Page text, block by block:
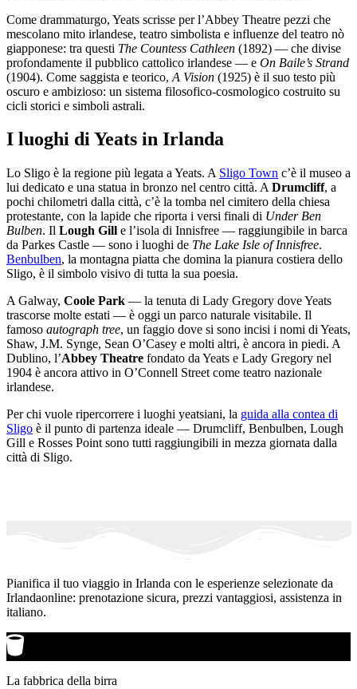
Come drammaturgo, Yeats scrisse per l’Abbey Theatre pezzi che
mescolano mito irlandese, teatro simbolista e influenze del teatro nò
giapponese: tra questi The Countess Cathleen (1892) — che divise
profondamente il pubblico cattolico irlandese — e On Baile’s Strand
(1904). Come saggista e teorico, A Vision (1925) è il suo testo più
oscuro e ambizioso: un sistema filosofico-cosmologico costruito su
cicli storici e simboli astrali.
I luoghi di Yeats in Irlanda
Lo Sligo è la regione più legata a Yeats. A Sligo Town c’è il museo a
lui dedicato e una statua in bronzo nel centro città. A Drumcliff, a
pochi chilometri dalla città, c’è la tomba nel cimitero della chiesa
protestante, con la lapide che riporta i versi finali di Under Ben
Bulben. Il Lough Gill e l’isola di Innisfree — raggiungibile in barca
da Parkes Castle — sono i luoghi de The Lake Isle of Innisfree.
Benbulben, la montagna piatta che domina la pianura costiera dello
Sligo, è il simbolo visivo di tutta la sua poesia.
A Galway, Coole Park — la tenuta di Lady Gregory dove Yeats
trascorse molte estati — è oggi un parco naturale visitabile. Il
famoso autograph tree, un faggio dove si sono incisi i nomi di Yeats,
Shaw, J.M. Synge, Sean O’Casey e molti altri, è ancora in piedi. A
Dublino, l’Abbey Theatre fondato da Yeats e Lady Gregory nel
1904 è ancora attivo in O’Connell Street come teatro nazionale
irlandese.
Per chi vuole ripercorrere i luoghi yeatsiani, la guida alla contea di
Sligo è il punto di partenza ideale — Drumcliff, Benbulben, Lough
Gill e Rosses Point sono tutti raggiungibili in mezza giornata dalla
città di Sligo.
Pianifica il tuo viaggio in Irlanda con le esperienze selezionate da
Irlandaonline: prenotazione sicura, prezzi vantaggiosi, assistenza in
italiano.
La fabbrica della birra